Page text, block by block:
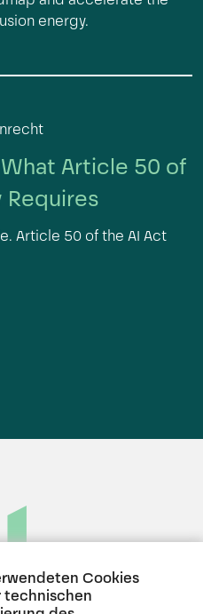
energy.
Article 50 of
Requires
Article 50 of the AI Act
Cookies
technischen